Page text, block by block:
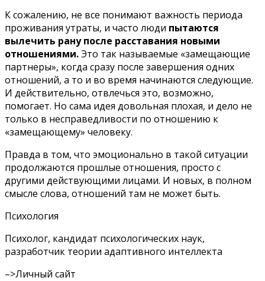
К сожалению, не все понимают важность периода
проживания утраты, и часто люди пытаются
вылечить рану после расставания новыми
отношениями.Это так называемые «замещающие
партнеры», когда сразу после завершения одних
отношений, а то и во время начинаются следующие.
И действительно, отвлечься это, возможно,
помогает. Но сама идея довольная плохая, и дело не
только в несправедливости по отношению к
«замещающему» человеку.
Правда в том, что эмоционально в такой ситуации
продолжаются прошлые отношения, просто с
другими действующими лицами. И новых, в полном
смысле слова, отношений там не может быть.
Психология
Психолог, кандидат психологических наук,
разработчик теории адаптивного интеллекта
–>Личный сайт